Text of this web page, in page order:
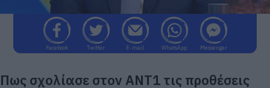
Facebook Twitter E-mail WhatsApp Messenger
Πως σχολίασε στον ΑΝΤ1 τις προθέσεις